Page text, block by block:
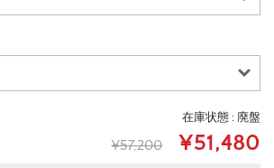
在庫状態 : 廃盤
¥57,200 ¥51,480